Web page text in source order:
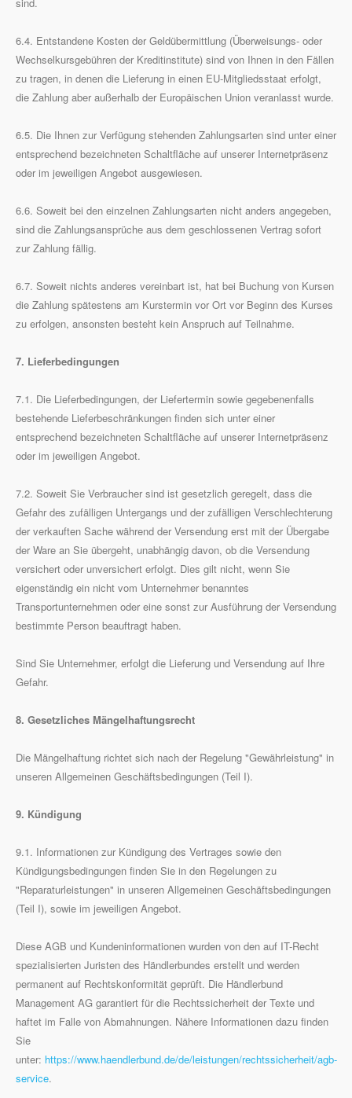
6.4. Entstandene Kosten der Geldübermittlung (Überweisungs- oder
Wechselkursgebühren der Kreditinstitute) sind von Ihnen in den Fällen
zu tragen, in denen die Lieferung in einen EU-Mitgliedsstaat erfolgt,
die Zahlung aber außerhalb der Europäischen Union veranlasst wurde.
6.5. Die Ihnen zur Verfügung stehenden Zahlungsarten sind unter einer
entsprechend bezeichneten Schaltfläche auf unserer Internetpräsenz
oder im jeweiligen Angebot ausgewiesen.
6.6. Soweit bei den einzelnen Zahlungsarten nicht anders angegeben,
sind die Zahlungsansprüche aus dem geschlossenen Vertrag sofort
zur Zahlung fällig.
6.7. Soweit nichts anderes vereinbart ist, hat bei Buchung von Kursen
die Zahlung spätestens am Kurstermin vor Ort vor Beginn des Kurses
zu erfolgen, ansonsten besteht kein Anspruch auf Teilnahme.
7. Lieferbedingungen
7.1. Die Lieferbedingungen, der Liefertermin sowie gegebenenfalls
bestehende Lieferbeschränkungen finden sich unter einer
entsprechend bezeichneten Schaltfläche auf unserer Internetpräsenz
oder im jeweiligen Angebot.
7.2. Soweit Sie Verbraucher sind ist gesetzlich geregelt, dass die
Gefahr des zufälligen Untergangs und der zufälligen Verschlechterung
der verkauften Sache während der Versendung erst mit der Übergabe
der Ware an Sie übergeht, unabhängig davon, ob die Versendung
versichert oder unversichert erfolgt. Dies gilt nicht, wenn Sie
eigenständig ein nicht vom Unternehmer benanntes
Transportunternehmen oder eine sonst zur Ausführung der Versendung
bestimmte Person beauftragt haben.
Sind Sie Unternehmer, erfolgt die Lieferung und Versendung auf Ihre
Gefahr.
8. Gesetzliches Mängelhaftungsrecht
Die Mängelhaftung richtet sich nach der Regelung "Gewährleistung" in
unseren Allgemeinen Geschäftsbedingungen (Teil I).
9. Kündigung
9.1. Informationen zur Kündigung des Vertrages sowie den
Kündigungsbedingungen finden Sie in den Regelungen zu
"Reparaturleistungen" in unseren Allgemeinen Geschäftsbedingungen
(Teil I), sowie im jeweiligen Angebot.
Diese AGB und Kundeninformationen wurden von den auf IT-Recht
spezialisierten Juristen des Händlerbundes erstellt und werden
permanent auf Rechtskonformität geprüft. Die Händlerbund
Management AG garantiert für die Rechtssicherheit der Texte und
haftet im Falle von Abmahnungen. Nähere Informationen dazu finden
Sie
unter: https://www.haendlerbund.de/de/leistungen/rechtssicherheit/agb-
service.